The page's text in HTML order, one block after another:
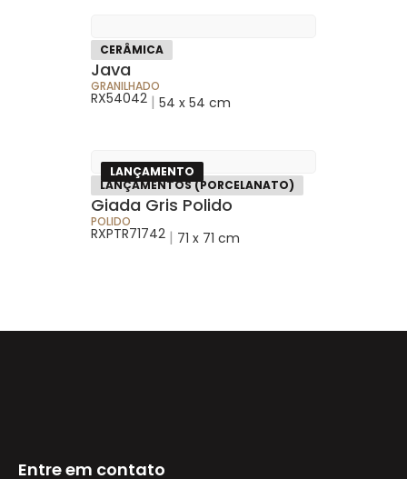
CERÂMICA
Java
GRANILHADO
RX54042 | 54 x 54 cm
LANÇAMENTO
LANÇAMENTOS (PORCELANATO)
Giada Gris Polido
POLIDO
RXPTR71742 | 71 x 71 cm
Entre em contato